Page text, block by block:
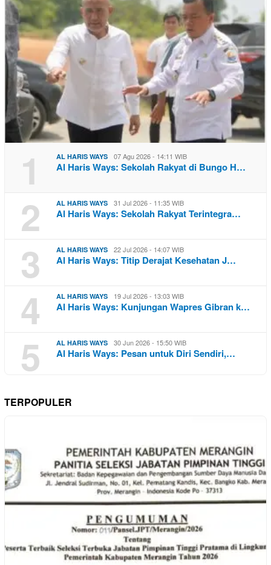
1 AL HARIS WAYS 07 Agu 2026 - 14:11 WIB
Al Haris Ways: Sekolah Rakyat di Bungo H…
2 AL HARIS WAYS 31 Jul 2026 - 11:35 WIB
Al Haris Ways: Sekolah Rakyat Terintegra…
3 AL HARIS WAYS 22 Jul 2026 - 14:07 WIB
Al Haris Ways: Titip Derajat Kesehatan J…
4 AL HARIS WAYS 19 Jul 2026 - 13:03 WIB
Al Haris Ways: Kunjungan Wapres Gibran k…
5 AL HARIS WAYS 30 Jun 2026 - 15:50 WIB
Al Haris Ways: Pesan untuk Diri Sendiri,…
TERPOPULER